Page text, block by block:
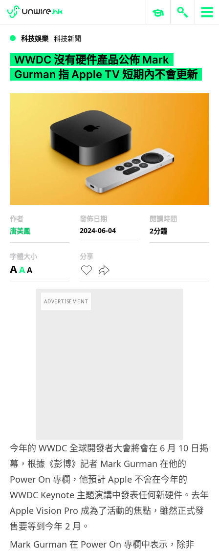
WWDC 2026 ERP 與商業 AI
科技娛樂 科技新聞
WWDC 沒有硬件產品公佈 Mark
Gurman 指 Apple TV 短期內不會更新
作者
唐美鳳
發佈日期
2024-06-04
閱讀時間
2分鐘
字體大小
AAA
分享
ADVERTISEMENT
今年的 WWDC 全球開發者大會將會在 6 月 10 日揭
幕，根據《彭博》記者 Mark Gurman 在他的
Power On 專欄，他預計 Apple 不會在今年的
WWDC Keynote 主題演講中發表任何新硬件。去年
Apple Vision Pro 成為了活動的焦點，雖然正式發
售要等到今年 2 月。
Mark Gurman 在 Power On 專欄中表示，除非